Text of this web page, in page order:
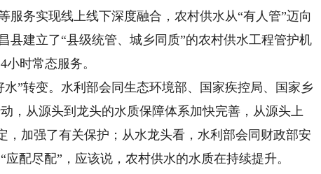
服务实现线上线下深度融合，农村供水从“有人管”迈向
县建立了“县级统管、城乡同质”的农村供水工程管护机
时常态服务。
”转变。水利部会同生态环境部、国家疾控局、国家乡
，从源头到龙头的水质保障体系加快完善，从源头上
，加强了有关保护；从水龙头看，水利部会同财政部安
配尽配”，应该说，农村供水的水质在持续提升。